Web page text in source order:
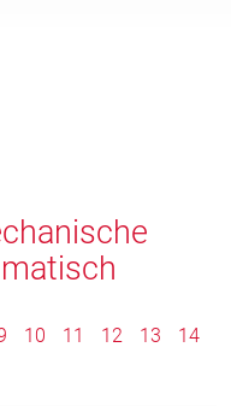
10 11 12 13
14